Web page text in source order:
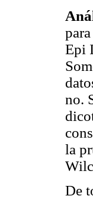
Epi
no.
la
De